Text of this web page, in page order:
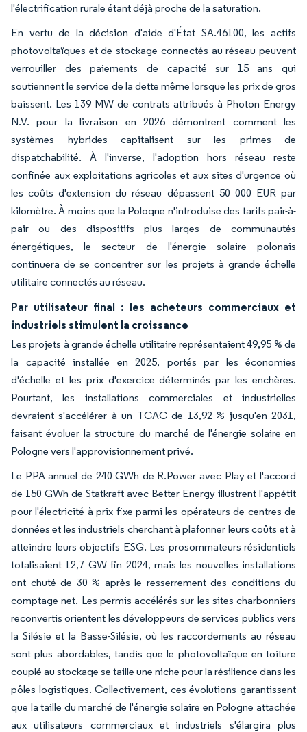
l'électrification rurale étant déjà proche de la saturation.
En vertu de la décision d'aide d'État SA.46100, les actifs
photovoltaïques et de stockage connectés au réseau peuvent
verrouiller des paiements de capacité sur 15 ans qui
soutiennent le service de la dette même lorsque les prix de gros
baissent. Les 139 MW de contrats attribués à Photon Energy
N.V. pour la livraison en 2026 démontrent comment les
systèmes hybrides capitalisent sur les primes de
dispatchabilité. À l'inverse, l'adoption hors réseau reste
confinée aux exploitations agricoles et aux sites d'urgence où
les coûts d'extension du réseau dépassent 50 000 EUR par
kilomètre. À moins que la Pologne n'introduise des tarifs pair-à-
pair ou des dispositifs plus larges de communautés
énergétiques, le secteur de l'énergie solaire polonais
continuera de se concentrer sur les projets à grande échelle
utilitaire connectés au réseau.
Par utilisateur final : les acheteurs commerciaux et
industriels stimulent la croissance
Les projets à grande échelle utilitaire représentaient 49,95 % de
la capacité installée en 2025, portés par les économies
d'échelle et les prix d'exercice déterminés par les enchères.
Pourtant, les installations commerciales et industrielles
devraient s'accélérer à un TCAC de 13,92 % jusqu'en 2031,
faisant évoluer la structure du marché de l'énergie solaire en
Pologne vers l'approvisionnement privé.
Le PPA annuel de 240 GWh de R.Power avec Play et l'accord
de 150 GWh de Statkraft avec Better Energy illustrent l'appétit
pour l'électricité à prix fixe parmi les opérateurs de centres de
données et les industriels cherchant à plafonner leurs coûts et à
atteindre leurs objectifs ESG. Les prosommateurs résidentiels
totalisaient 12,7 GW fin 2024, mais les nouvelles installations
ont chuté de 30 % après le resserrement des conditions du
comptage net. Les permis accélérés sur les sites charbonniers
reconvertis orientent les développeurs de services publics vers
la Silésie et la Basse-Silésie, où les raccordements au réseau
sont plus abordables, tandis que le photovoltaïque en toiture
couplé au stockage se taille une niche pour la résilience dans les
pôles logistiques. Collectivement, ces évolutions garantissent
que la taille du marché de l'énergie solaire en Pologne attachée
aux utilisateurs commerciaux et industriels s'élargira plus